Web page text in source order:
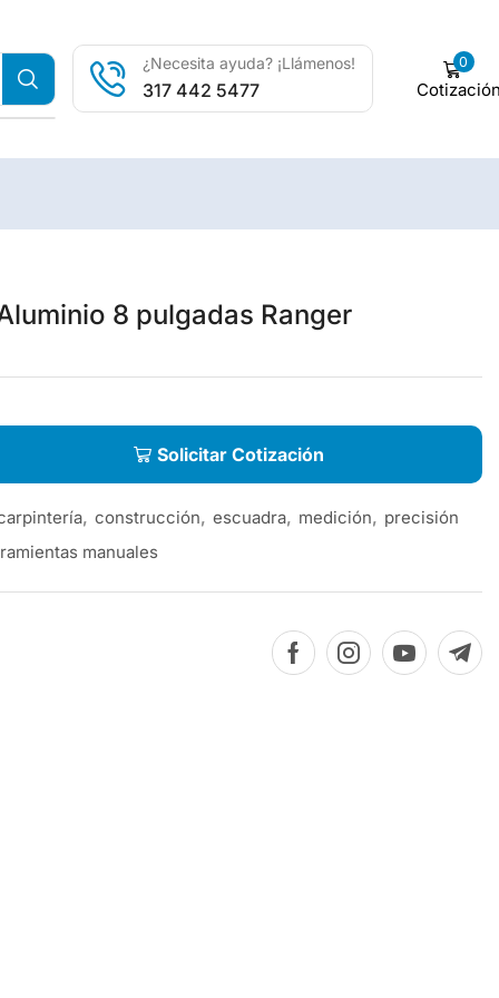
¿Necesita ayuda? ¡Llámenos!
317 442 5477
0
8 pulgadas Ranger
Solicitar Cotización
, construcción, escuadra, medición, precisión
manuales